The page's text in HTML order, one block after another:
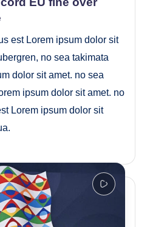
est Lorem ipsum dolor sit
no sea takimata
dolor sit amet. no sea
ipsum dolor sit amet. no
Lorem ipsum dolor sit